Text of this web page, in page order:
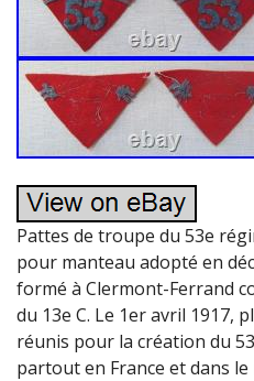
Pattes de troupe du 53e
pour manteau adopté en
formé à Clermont-Ferrand
du 13e C. Le 1er avril 1917,
réunis pour la création du
partout en France et dans le